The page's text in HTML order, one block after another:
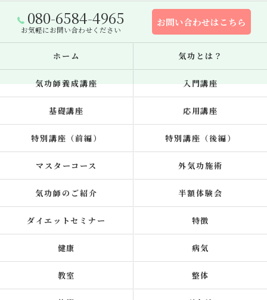
080-6584-4965
お気軽にお問い合わせください
お問い合わせはこちら
ホーム 気功とは？
気功師養成講座 入門講座
基礎講座 応用講座
特別講座（前編） 特別講座（後編）
マスターコース 外気功施術
気功師のご紹介 半額体験会
ダイエットセミナー 特徴
健康 病気
教室 整体